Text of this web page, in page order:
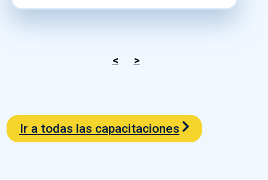
< >
Ir a todas las capacitaciones